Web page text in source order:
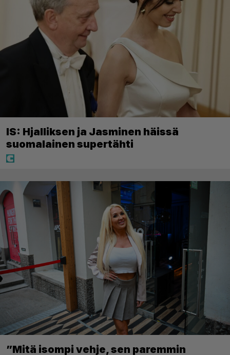
IS: Hjalliksen ja Jasminen häissä
suomalainen supertähti
”Mitä isompi vehje, sen paremmin